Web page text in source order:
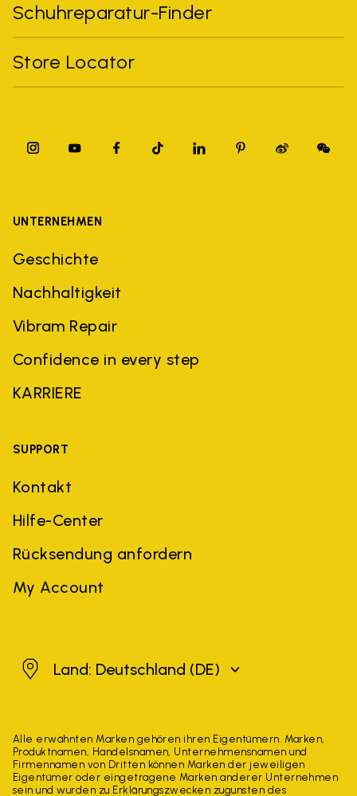
Schuhreparatur-Finder
Store Locator
UNTERNEHMEN
Geschichte
Nachhaltigkeit
Vibram Repair
Confidence in every step
KARRIERE
SUPPORT
Kontakt
Hilfe-Center
Rücksendung anfordern
My Account
Deutschland
Land: Deutschland (DE)
Alle erwähnten Marken gehören ihren Eigentümern. Marken,
Produktnamen, Handelsnamen, Unternehmensnamen und
Firmennamen von Dritten können Marken der jeweiligen
Eigentümer oder eingetragene Marken anderer Unternehmen
sein und wurden zu Erklärungszwecken zugunsten des